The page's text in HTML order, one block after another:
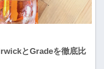
とGradeを徹底比